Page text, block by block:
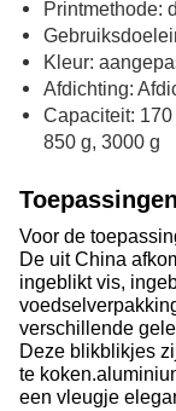
Printmethode:
Kleur:
Afdichting:
Capaciteit:
850 g, 3000 g
Voor de
De uit China
ingeblikt vis,
verschillende
Deze blikblikjes
te
een vleugje